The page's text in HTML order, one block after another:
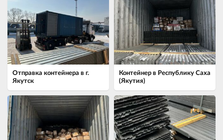
Отправка контейнера в г.
Якутск
Контейнер в Республику Саха
(Якутия)